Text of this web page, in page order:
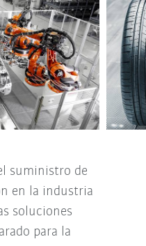
suministro de
en la industria
soluciones
para la